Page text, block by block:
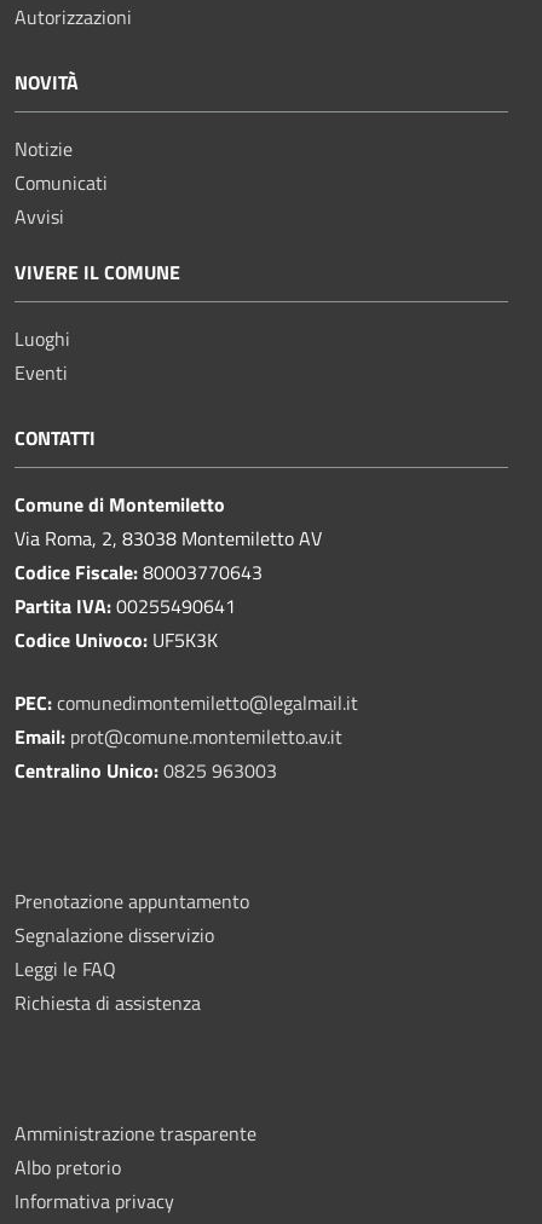
Autorizzazioni
NOVITÀ
Notizie
Comunicati
Avvisi
VIVERE IL COMUNE
Luoghi
Eventi
CONTATTI
Comune di Montemiletto
Via Roma, 2, 83038 Montemiletto AV
Codice Fiscale:80003770643
Partita IVA:00255490641
Codice Univoco: UF5K3K
PEC:comunedimontemiletto@legalmail.it
Email: prot@comune.montemiletto.av.it
Centralino Unico:0825 963003
Prenotazione appuntamento
Segnalazione disservizio
Leggi le FAQ
Richiesta di assistenza
Amministrazione trasparente
Albo pretorio
Informativa privacy